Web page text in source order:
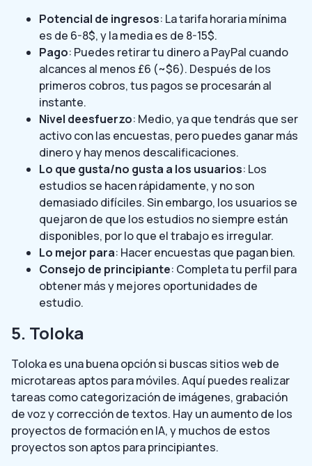
Potencial de ingresos: La tarifa horaria mínima
es de 6-8$, y la media es de 8-15$.
Pago: Puedes retirar tu dinero a PayPal cuando
alcances al menos £6 (~$6). Después de los
primeros cobros, tus pagos se procesarán al
instante.
Nivel deesfuerzo: Medio, ya que tendrás que ser
activo con las encuestas, pero puedes ganar más
dinero y hay menos descalificaciones.
Lo que gusta/no gusta a los usuarios: Los
estudios se hacen rápidamente, y no son
demasiado difíciles. Sin embargo, los usuarios se
quejaron de que los estudios no siempre están
disponibles, por lo que el trabajo es irregular.
Lo mejor para: Hacer encuestas que pagan bien.
Consejo de principiante: Completa tu perfil para
obtener más y mejores oportunidades de
estudio.
5. Toloka
Toloka es una buena opción si buscas sitios web de
microtareas aptos para móviles. Aquí puedes realizar
tareas como categorización de imágenes, grabación
de voz y corrección de textos. Hay un aumento de los
proyectos de formación en IA, y muchos de estos
proyectos son aptos para principiantes.